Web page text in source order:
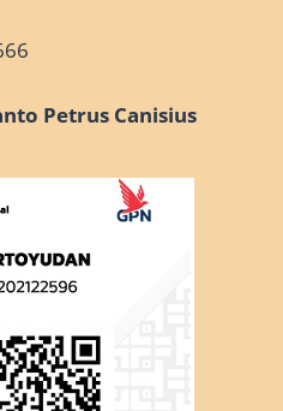
Petrus Canisius